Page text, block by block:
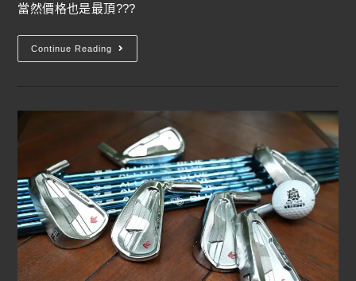
當然價格也是最頂???
Continue Reading